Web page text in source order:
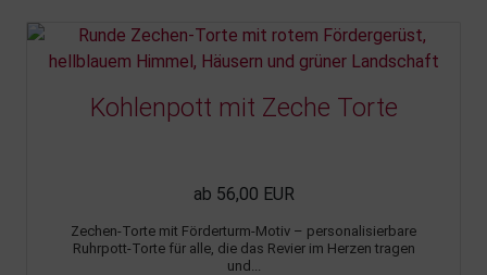
Kohlenpott mit Zeche Torte
ab 56,00 EUR
Zechen-Torte mit Förderturm-Motiv – personalisierbare
Ruhrpott-Torte für alle, die das Revier im Herzen tragen
und...